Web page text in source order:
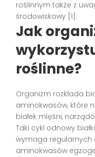
roślinnym także z
środowiskowy [1].
Jak
roślinne?
Organizm rozkłada
aminokwasów, które
białek mięśni,
Taki cykl odnowy
wymaga regularnych
aminokwasów